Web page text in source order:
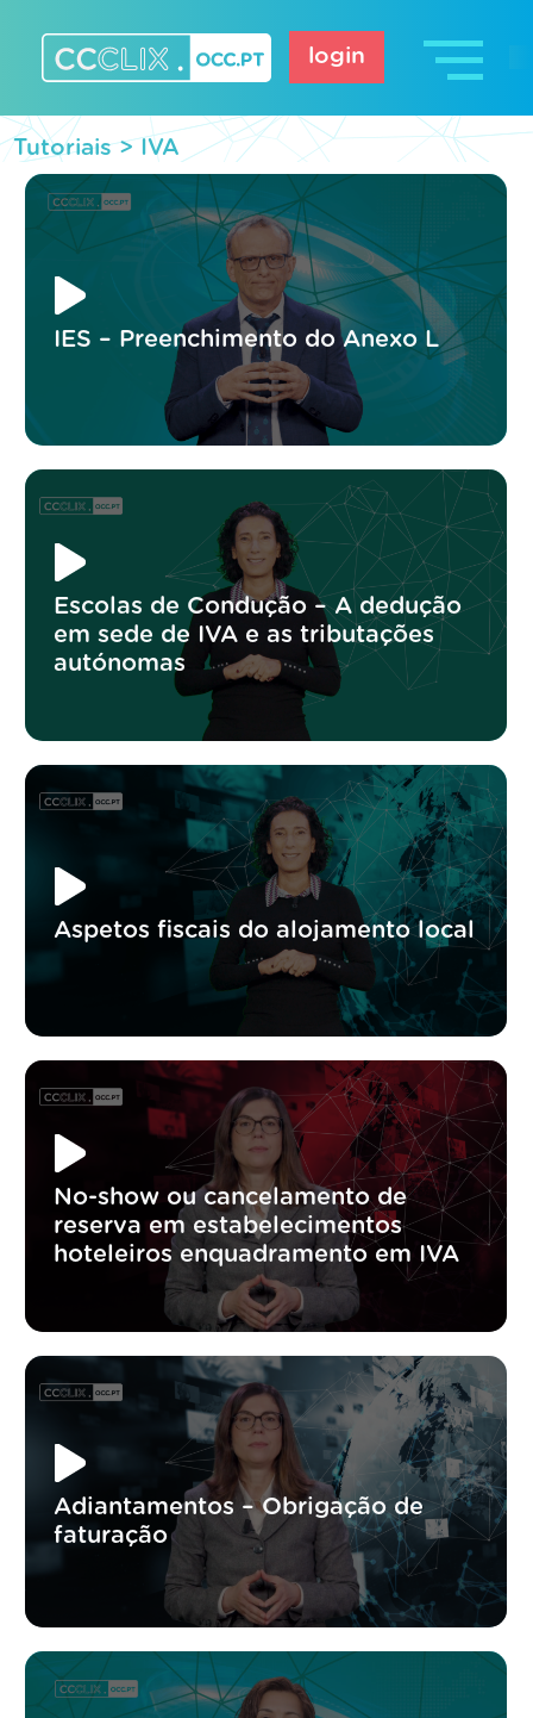
content
login
Tutoriais > IVA
IES – Preenchimento do Anexo L
Escolas de Condução – A dedução
em sede de IVA e as tributações
autónomas
Aspetos fiscais do alojamento local
No-show ou cancelamento de
reserva em estabelecimentos
hoteleiros enquadramento em IVA
Adiantamentos – Obrigação de
faturação